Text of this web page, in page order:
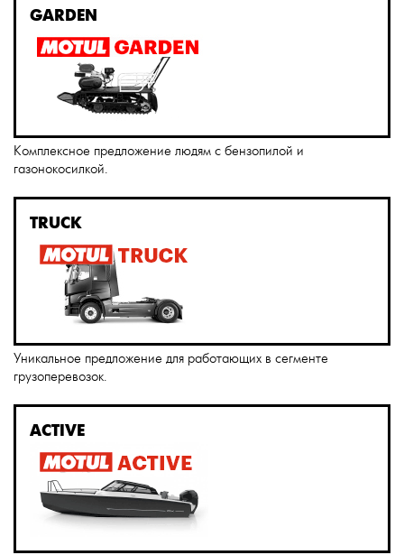
GARDEN
Комплексное предложение людям с бензопилой и
газонокосилкой.
TRUCK
Уникальное предложение для работающих в сегменте
грузоперевозок.
ACTIVE